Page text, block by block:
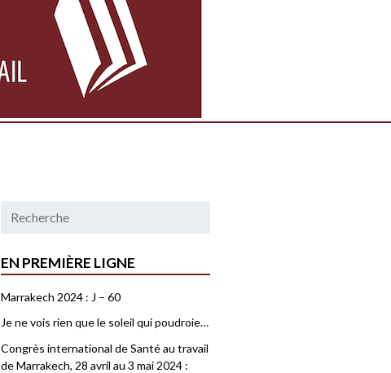
EN PREMIÈRE LIGNE
Marrakech 2024 : J – 60
Je ne vois rien que le soleil qui poudroie…
Congrès international de Santé au travail
de Marrakech, 28 avril au 3 mai 2024 :